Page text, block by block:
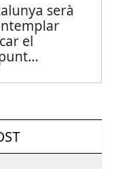
serà
el
...